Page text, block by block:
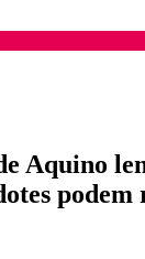
Aquino